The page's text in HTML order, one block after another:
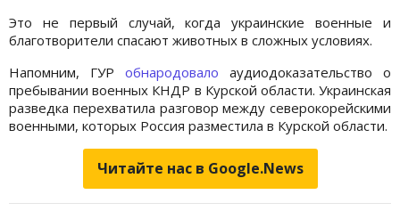
Это не первый случай, когда украинские военные и
благотворители спасают животных в сложных условиях.
Напомним, ГУР обнародовало аудиодоказательство о
пребывании военных КНДР в Курской области. Украинская
разведка перехватила разговор между северокорейскими
военными, которых Россия разместила в Курской области.
Читайте нас в Google.News